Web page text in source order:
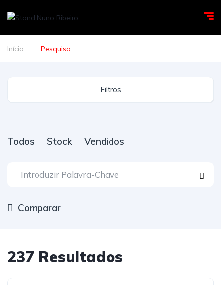
Início Pesquisa
Filtros
Todos Stock Vendidos
Comparar
237 Resultados